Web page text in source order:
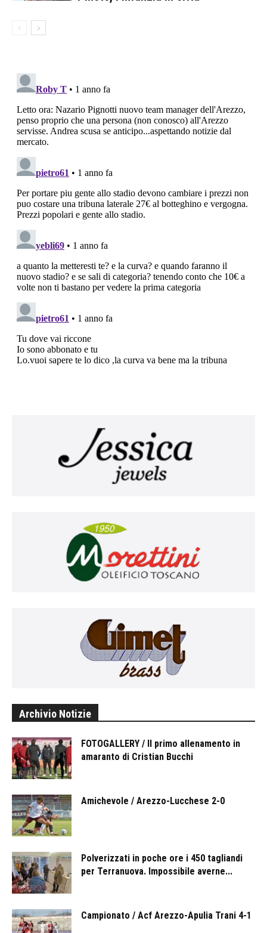
Archivio Notizie
FOTOGALLERY / Il primo allenamento in
amaranto di Cristian Bucchi
Amichevole / Arezzo-Lucchese 2-0
Polverizzati in poche ore i 450 tagliandi
per Terranuova. Impossibile averne...
Campionato / Acf Arezzo-Apulia Trani 4-1